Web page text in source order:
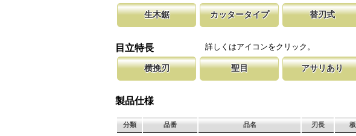
生木鋸
が、果樹園の剪定作業には果樹鋸が適しています。
カッタータイプ
大きな鋸を持ち歩くのは大変ですが、このサイズならポ
ケットに収納可能。
替刃式
します。 鋸刃のマーキング（右下）に
しています。
ったり。
目立特長 詳しくはアイコンをクリック。
横挽刃
になっています。 横挽刃を縦挽に使用すると、けっし
て良好な切れ味は望めません。
聖目
を向上させています。 段差の低い刃は大鋸屑の排出の
アサリあり
製品仕様
分類 品番 品名 刃長